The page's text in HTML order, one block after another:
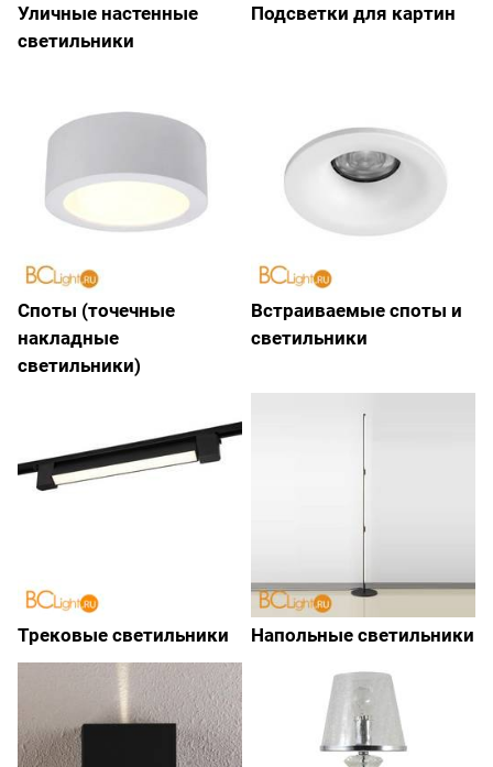
Уличные настенные
светильники
Подсветки для картин
Споты (точечные
накладные
светильники)
Встраиваемые споты и
светильники
Трековые светильники Напольные светильники